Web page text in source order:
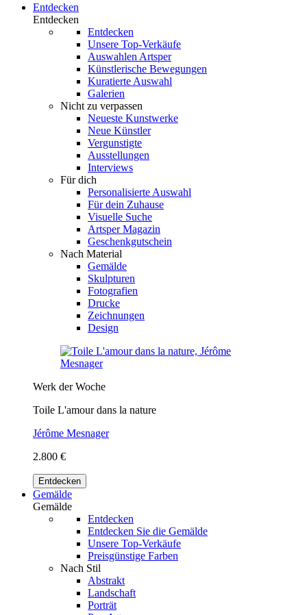
Entdecken
Entdecken
Entdecken
Unsere Top-Verkäufe
Auswahlen Artsper
Künstlerische Bewegungen
Kuratierte Auswahl
Galerien
Nicht zu verpassen
Neueste Kunstwerke
Neue Künstler
Vergunstigte
Ausstellungen
Interviews
Für dich
Personalisierte Auswahl
Für dein Zuhause
Visuelle Suche
Artsper Magazin
Geschenkgutschein
Nach Material
Gemälde
Skulpturen
Fotografien
Drucke
Zeichnungen
Design
Werk der Woche
Toile L'amour dans la nature
Jérôme Mesnager
2.800 €
Entdecken
Gemälde
Gemälde
Entdecken
Entdecken Sie die Gemälde
Unsere Top-Verkäufe
Preisgünstige Farben
Nach Stil
Abstrakt
Landschaft
Porträt